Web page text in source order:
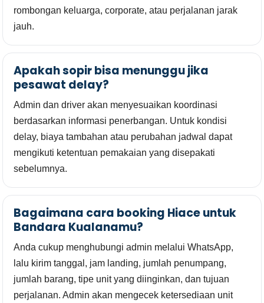
rombongan keluarga, corporate, atau perjalanan jarak
jauh.
Apakah sopir bisa menunggu jika
pesawat delay?
Admin dan driver akan menyesuaikan koordinasi
berdasarkan informasi penerbangan. Untuk kondisi
delay, biaya tambahan atau perubahan jadwal dapat
mengikuti ketentuan pemakaian yang disepakati
sebelumnya.
Bagaimana cara booking Hiace untuk
Bandara Kualanamu?
Anda cukup menghubungi admin melalui WhatsApp,
lalu kirim tanggal, jam landing, jumlah penumpang,
jumlah barang, tipe unit yang diinginkan, dan tujuan
perjalanan. Admin akan mengecek ketersediaan unit